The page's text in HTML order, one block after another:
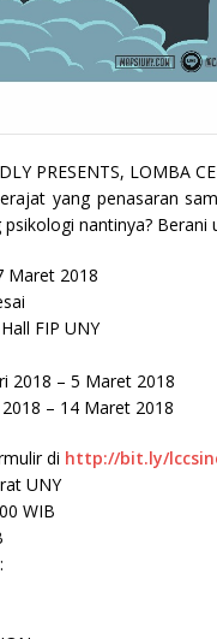
PRESENTS, LOMBA
yang penasaran
nantinya?
Maret 2018
FIP UNY
2018 – 5 Maret 2018
– 14 Maret 2018
di http://bit.ly/
UNY
WIB